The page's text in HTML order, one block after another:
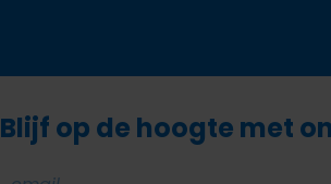
Blijf op de hoogte met